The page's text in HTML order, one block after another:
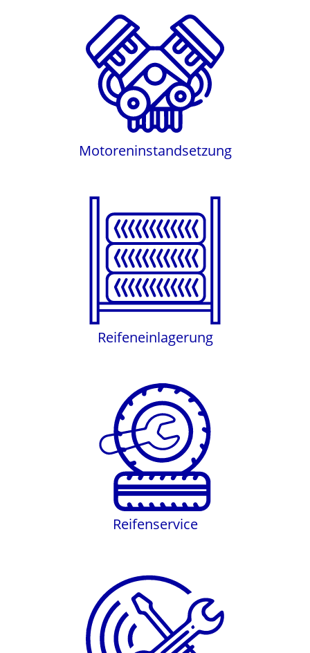
Motoreninstandsetzung
Motoreninstandsetzung
Reifeneinlagerung
Reifeneinlagerung
Reifenservice
Reifenservice
SmartRepair